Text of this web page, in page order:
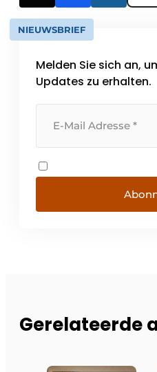
NIEUWSBRIEF
Melden Sie sich an,
Updates zu erhalten.
Gerelateerde